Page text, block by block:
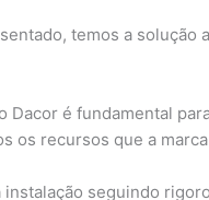
temos a solução
é fundamental
os recursos que a
seguindo